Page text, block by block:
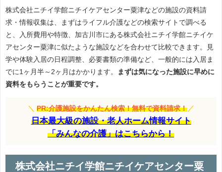
株式会社ニチイ学館ニチイケアセンター粟津などの施設の資料請
求・情報収集は、まずはライフル介護などの検索サイトで調べる
と、入所費用や特徴、加古川市にある株式会社ニチイ学館ニチイケ
アセンター粟津に似たような施設などを合わせて比較できます。見
学や体験入居の日程調整、必要書類の準備など、一般的には入居ま
でに1ヶ月半～2ヶ月はかかります。
まずは気になった施設に早めに
資料をもらうことが重要です。
＼ PR:介護施設をかんたん検索！無料で資料請求！ ／
日本最大級の施設・老人ホーム情報サイト
「みんなの介護」はこちらから！
株式会社ニチイ学館ニチイケアセンター粟